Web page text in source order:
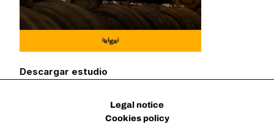
Descargar estudio
Legal notice
Cookies policy